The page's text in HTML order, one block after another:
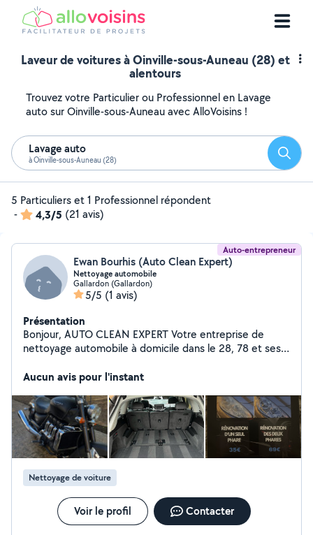
Laveur de voitures à Oinville-sous-Auneau (28) et
alentours
Trouvez votre Particulier ou Professionnel en Lavage
auto sur Oinville-sous-Auneau avec AlloVoisins !
Lavage auto
à Oinville-sous-Auneau (28)
5 Particuliers et 1 Professionnel répondent
-
4,3/5 (21 avis)
Auto-entrepreneur
Ewan Bourhis (Auto Clean Expert)
Nettoyage automobile
Gallardon (Gallardon)
5/5 (1 avis)
Présentation
Bonjour, AUTO CLEAN EXPERT Votre entreprise de
nettoyage automobile à domicile dans le 28, 78 et ses
intérieur complet * Nettoyage extérieur complet
de phares contrôle technique valide sécurité renforcée
nouvel éclat À partir de 35 Réparation et entretien de
véhicules motocycles. Sur devis
Aucun avis pour l'instant
Nettoyage de voiture
Voir le profil Contacter